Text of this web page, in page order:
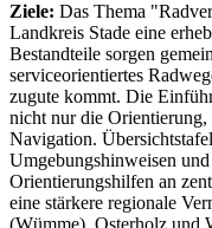
Ziele: Das Thema
Landkreis Stade eine
Bestandteile sorgen
serviceorientiertes
zugute kommt. Die
nicht nur die
Navigation.
Umgebungshinweisen
Orientierungshilfen an
eine stärkere regionale
(Wümme), Osterholz und